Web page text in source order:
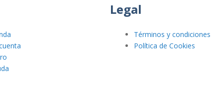
Legal
Términos y condiciones
Política de Cookies